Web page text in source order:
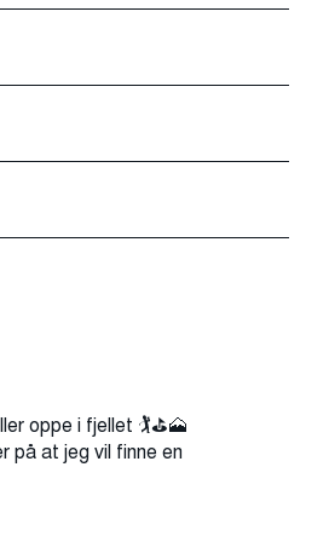
oppe i fjellet 🏌️⛳🗻
på at jeg vil finne en